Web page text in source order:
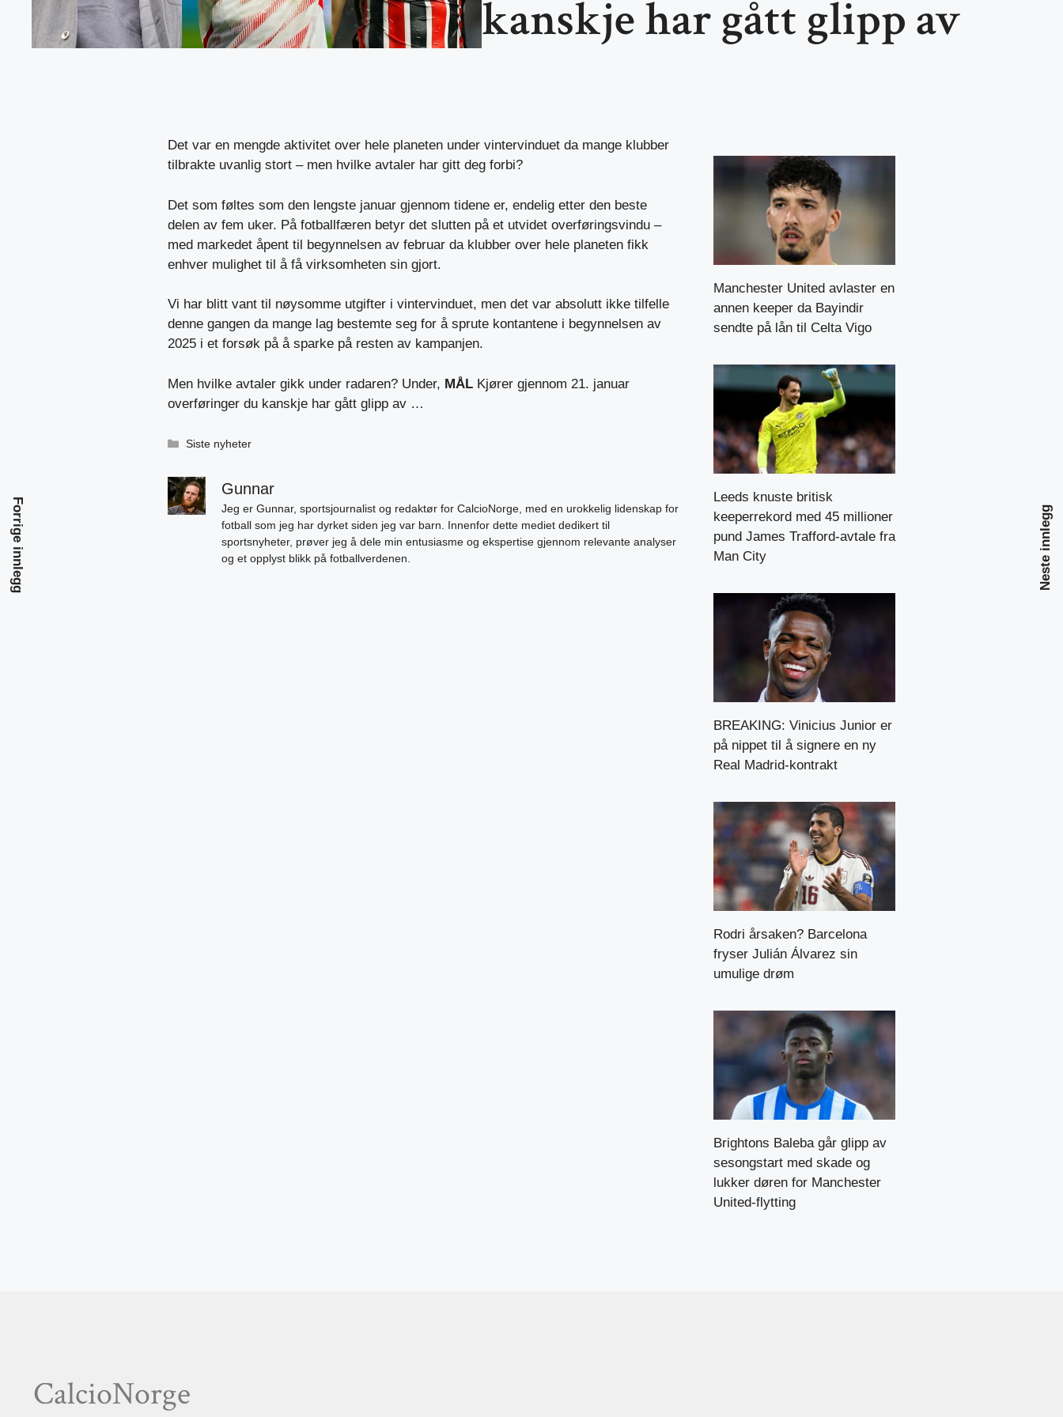
kanskje har gått glipp av
Det var en mengde aktivitet over hele planeten under vintervinduet da mange klubber
tilbrakte uvanlig stort – men hvilke avtaler har gitt deg forbi?
Det som føltes som den lengste januar gjennom tidene er, endelig etter den beste
delen av fem uker. På fotballfæren betyr det slutten på et utvidet overføringsvindu –
med markedet åpent til begynnelsen av februar da klubber over hele planeten fikk
enhver mulighet til å få virksomheten sin gjort.
Vi har blitt vant til nøysomme utgifter i vintervinduet, men det var absolutt ikke tilfelle
denne gangen da mange lag bestemte seg for å sprute kontantene i begynnelsen av
2025 i et forsøk på å sparke på resten av kampanjen.
Men hvilke avtaler gikk under radaren? Under, MÅL Kjører gjennom 21. januar
overføringer du kanskje har gått glipp av …
Kategorier
Siste nyheter
Gunnar
Jeg er Gunnar, sportsjournalist og redaktør for CalcioNorge, med en urokkelig lidenskap for
fotball som jeg har dyrket siden jeg var barn. Innenfor dette mediet dedikert til
sportsnyheter, prøver jeg å dele min entusiasme og ekspertise gjennom relevante analyser
og et opplyst blikk på fotballverdenen.
Forrige innlegg Neste innlegg
Manchester United avlaster en
annen keeper da Bayindir
sendte på lån til Celta Vigo
Leeds knuste britisk
keeperrekord med 45 millioner
pund James Trafford-avtale fra
Man City
BREAKING: Vinicius Junior er
på nippet til å signere en ny
Real Madrid-kontrakt
Rodri årsaken? Barcelona
fryser Julián Álvarez sin
umulige drøm
Brightons Baleba går glipp av
sesongstart med skade og
lukker døren for Manchester
United-flytting
CalcioNorge